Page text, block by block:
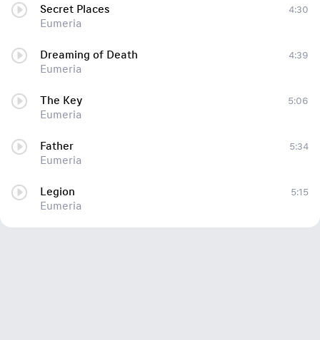
Secret Places
Eumeria
4:30
Dreaming of Death
Eumeria
4:39
The Key
Eumeria
5:06
Father
Eumeria
5:34
Legion
Eumeria
5:15